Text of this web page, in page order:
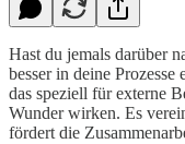
Hast du jemals darüber
besser in deine
das speziell für externe
Wunder wirken. Es
fördert die